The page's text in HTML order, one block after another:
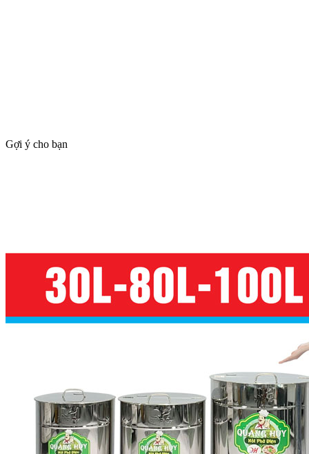
Gợi ý cho bạn